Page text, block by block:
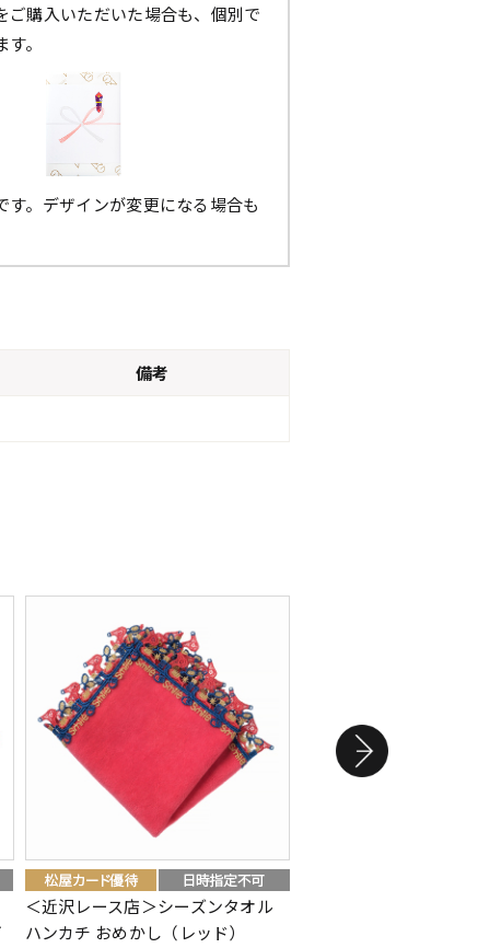
ご購入いただいた場合も、個別で
。
。デザインが変更になる場合も
備考
＜近沢レース店＞シーズンタオル
ハンカチ おめかし（レッド）